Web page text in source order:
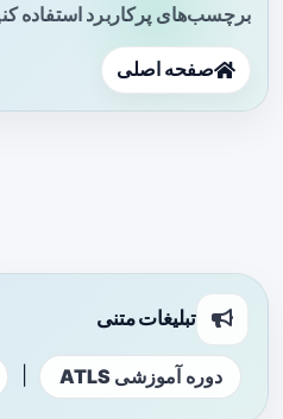
برچسب‌های پرکاربرد استفاده
صفحه اصلی
تبلیغات متنی
دوره آموزشی ATLS